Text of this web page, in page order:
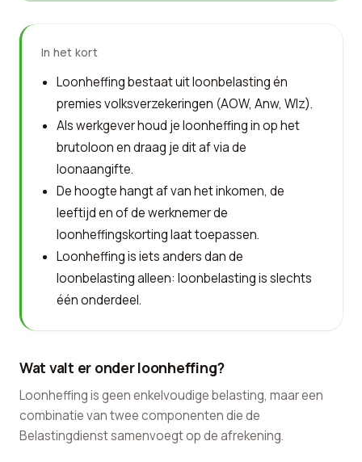
In het kort
Loonheffing bestaat uit loonbelasting én
premies volksverzekeringen (AOW, Anw, Wlz).
Als werkgever houd je loonheffing in op het
brutoloon en draag je dit af via de
loonaangifte.
De hoogte hangt af van het inkomen, de
leeftijd en of de werknemer de
loonheffingskorting laat toepassen.
Loonheffing is iets anders dan de
loonbelasting alleen: loonbelasting is slechts
één onderdeel.
Wat valt er onder loonheffing?
Loonheffing is geen enkelvoudige belasting, maar een
combinatie van twee componenten die de
Belastingdienst samenvoegt op de afrekening.